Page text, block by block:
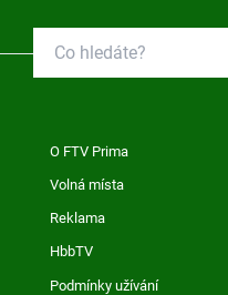
O FTV Prima
Volná místa
Reklama
HbbTV
Podmínky užívání